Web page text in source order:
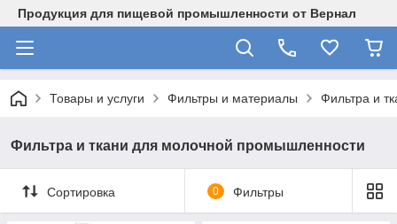
Продукция для пищевой промышленности от Вернал
Товары и услуги Фильтры и материалы Фильтра и
Фильтра и ткани для молочной промышленности
Сортировка 0 Фильтры